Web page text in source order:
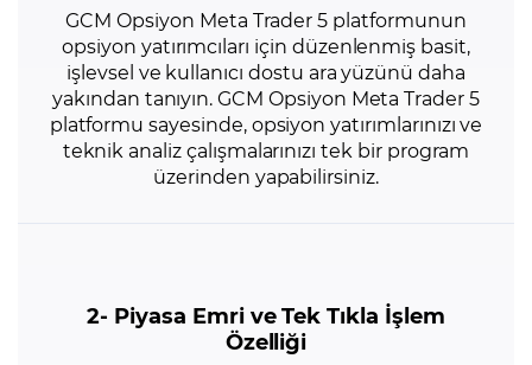
GCM Opsiyon Meta Trader 5 platformunun
opsiyon yatırımcıları için düzenlenmiş basit,
işlevsel ve kullanıcı dostu ara yüzünü daha
yakından tanıyın. GCM Opsiyon Meta Trader 5
platformu sayesinde, opsiyon yatırımlarınızı ve
teknik analiz çalışmalarınızı tek bir program
üzerinden yapabilirsiniz.
2- Piyasa Emri ve Tek Tıkla İşlem
Özelliği